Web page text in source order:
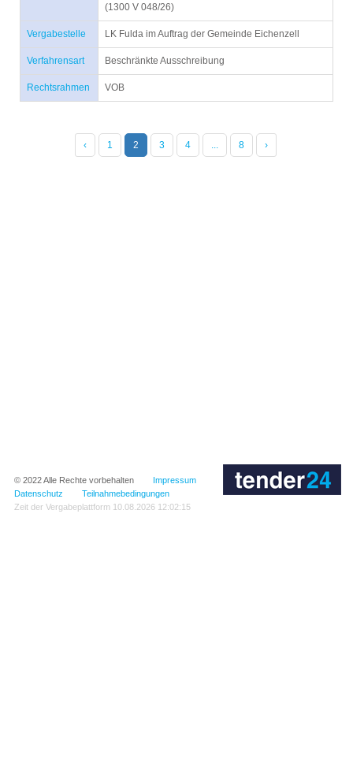
(1300 V 048/26)
Vergabestelle LK Fulda im Auftrag der Gemeinde Eichenzell
Verfahrensart Beschränkte Ausschreibung
Rechtsrahmen VOB
‹ 1 2 3 4 ... 8 ›
© 2022Alle Rechte vorbehalten
Impressum
Datenschutz
Teilnahmebedingungen
Zeit der Vergabeplattform 10.08.2026 12:02:15